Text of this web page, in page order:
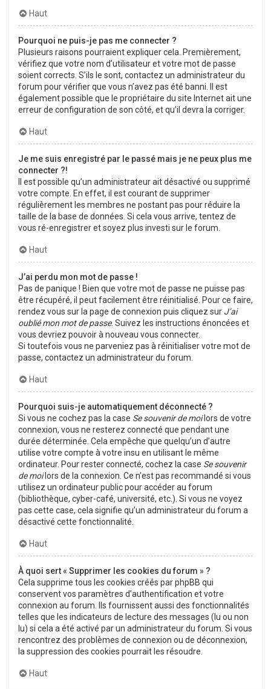
Haut
Pourquoi ne puis-je pas me connecter ?
Plusieurs raisons pourraient expliquer cela. Premièrement,
vérifiez que votre nom d’utilisateur et votre mot de passe
soient corrects. S’ils le sont, contactez un administrateur du
forum pour vérifier que vous n’avez pas été banni. Il est
également possible que le propriétaire du site Internet ait une
erreur de configuration de son côté, et qu’il devra la corriger.
Haut
Je me suis enregistré par le passé mais je ne peux plus me
connecter ?!
Il est possible qu’un administrateur ait désactivé ou supprimé
votre compte. En effet, il est courant de supprimer
régulièrement les membres ne postant pas pour réduire la
taille de la base de données. Si cela vous arrive, tentez de
vous ré-enregistrer et soyez plus investi sur le forum.
Haut
J’ai perdu mon mot de passe !
Pas de panique ! Bien que votre mot de passe ne puisse pas
être récupéré, il peut facilement être réinitialisé. Pour ce faire,
rendez vous sur la page de connexion puis cliquez sur J’ai
oublié mon mot de passe. Suivez les instructions énoncées et
vous devriez pouvoir à nouveau vous connecter.
Si toutefois vous ne parveniez pas à réinitialiser votre mot de
passe, contactez un administrateur du forum.
Haut
Pourquoi suis-je automatiquement déconnecté ?
Si vous ne cochez pas la case Se souvenir de moilors de votre
connexion, vous ne resterez connecté que pendant une
durée déterminée. Cela empêche que quelqu’un d’autre
utilise votre compte à votre insu en utilisant le même
ordinateur. Pour rester connecté, cochez la case Se souvenir
de moilors de la connexion. Ce n’est pas recommandé si vous
utilisez un ordinateur public pour accéder au forum
(bibliothèque, cyber-café, université, etc.). Si vous ne voyez
pas cette case, cela signifie qu’un administrateur du forum a
désactivé cette fonctionnalité.
Haut
À quoi sert « Supprimer les cookies du forum » ?
Cela supprime tous les cookies créés par phpBB qui
conservent vos paramètres d’authentification et votre
connexion au forum. Ils fournissent aussi des fonctionnalités
telles que les indicateurs de lecture des messages (lu ou non
lu) si cela a été activé par un administrateur du forum. Si vous
rencontrez des problèmes de connexion ou de déconnexion,
la suppression des cookies pourrait les résoudre.
Haut